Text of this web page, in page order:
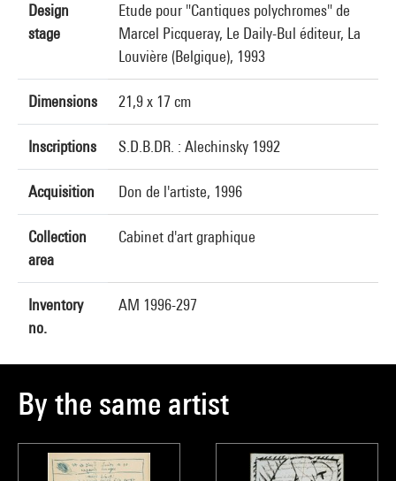
Design
stage
Etude pour "Cantiques polychromes" de
Marcel Picqueray, Le Daily-Bul éditeur, La
Louvière (Belgique), 1993
Dimensions 21,9 x 17 cm
Inscriptions S.D.B.DR. : Alechinsky 1992
Acquisition Don de l'artiste, 1996
Collection
area
Cabinet d'art graphique
Inventory
no.
AM 1996-297
By the same artist